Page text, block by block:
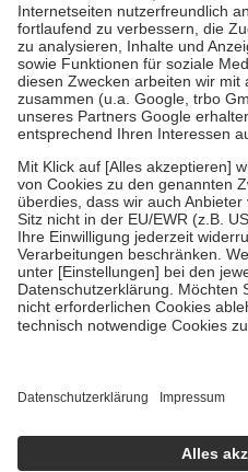
Prozent des Abgabepreises,
höchstens zehn Euro.Es sind
Kosten der Leistung zu entrichten.
Diese Regeln gelten
Bei Heilmitteln und häuslicher
Zuzahlung zehn Prozent der
Um das Engagement der
stärken und die besondere
fallenkeine Zuzahlungen an bei:
• Kindern und Jugendlichen bis
mit Ausnahme der Fahrkosten
• Untersuchungen zur Vorsorge
GKV getragen werden
• empfohlenen Schutzimpfungen
Wir nutzen Trusted Shops als
getroffen, um sicherzustellen,
handelt. Mehr Informationen